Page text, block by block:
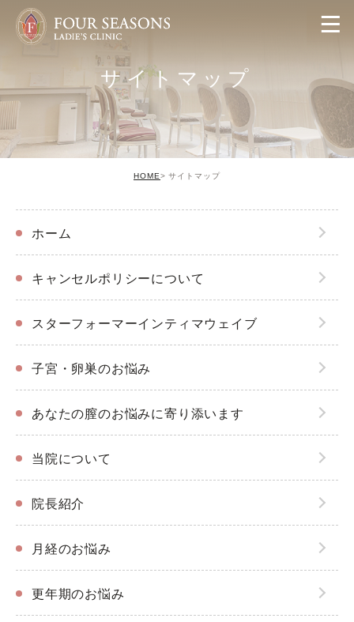
サイトマップ
HOME サイトマップ
ホーム
キャンセルポリシーについて
スターフォーマーインティマウェイブ
子宮・卵巣のお悩み
あなたの膣のお悩みに寄り添います
当院について
院長紹介
月経のお悩み
更年期のお悩み